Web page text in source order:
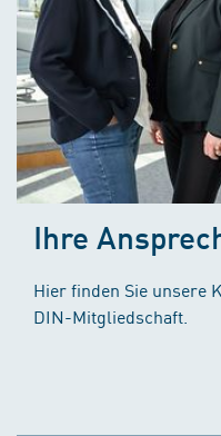
Ihre
Hier finden Sie unsere
DIN-Mitgliedschaft.